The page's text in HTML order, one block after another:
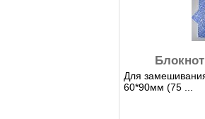
Для
60*90мм (75 ...